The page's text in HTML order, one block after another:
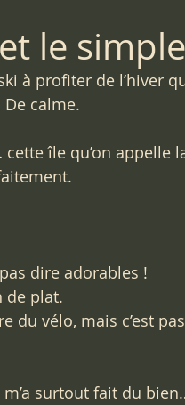
le
à profiter de l’hiver
De calme.
île qu’on appelle
dire adorables !
de plat.
vélo, mais c’est
surtout fait du